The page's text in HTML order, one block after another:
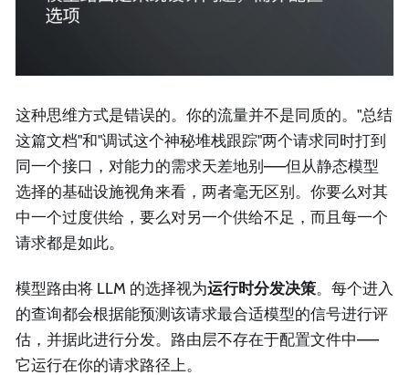
这种思维方式是错误的。你的流量并不是同质的。"总结
这篇文档"和"调试这个神秘堆栈跟踪"两个请求同时打到
同一个接口，对能力的需求天差地别——但从静态模型
选择的基础设施视角来看，两者毫无区别。你要么对其
中一个过度供给，要么对另一个供给不足，而且每一个
请求都是如此。
模型路由将 LLM 的选择视为运行时分发决策。每个进入
的查询都会根据能预测该请求最合适模型的信号进行评
估，并据此进行分发。路由层不存在于配置文件中——
它运行在你的请求路径上。